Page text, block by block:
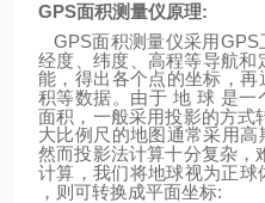
GPS面积测量仪原理:
GPS面积测量仪采用GPS
经度、纬度、高程等导航和
能，得出各个点的坐标，
积等数据。由于 地 球 是一
面积，一般采用投影的方式
大比例尺的地图通常采用高
然而投影法计算十分复杂，
计算，我们将地球视为正球
，则可转换成平面坐标: